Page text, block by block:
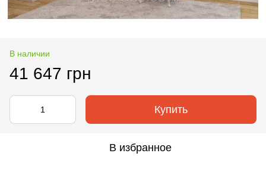
В наличии
41 647 грн
Купить
В избранное